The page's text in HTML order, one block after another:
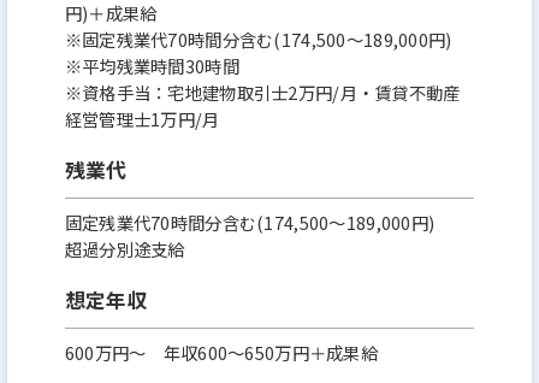
円)＋成果給
※固定残業代70時間分含む(174,500～189,000円)
※平均残業時間30時間
※資格手当：宅地建物取引士2万円/月・賃貸不動産
経営管理士1万円/月
残業代
固定残業代70時間分含む(174,500～189,000円)
超過分別途支給
想定年収
600万円〜 年収600～650万円＋成果給